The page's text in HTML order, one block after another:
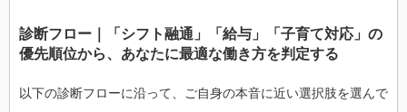
診断フロー｜「シフト融通」「給与」「子育て対応」の
優先順位から、あなたに最適な働き方を判定する
以下の診断フローに沿って、ご自身の本音に近い選択肢を選んで